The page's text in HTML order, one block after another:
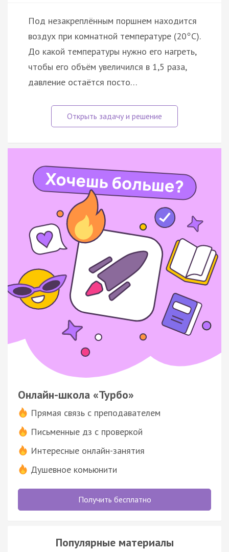
Под незакреплённым поршнем находится
воздух при комнатной температуре (20°С).
До какой температуры нужно его нагреть,
чтобы его объём увеличился в 1,5 раза,
давление остаётся посто…
Онлайн-школа «Турбо»
Прямая связь с преподавателем
Письменные дз с проверкой
Интересные онлайн-занятия
Душевное комьюнити
Получить бесплатно
Популярные материалы